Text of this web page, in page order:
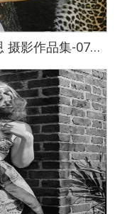
尼娜·利恩 Nina Leen 尼娜·利恩 摄影作品集-0721